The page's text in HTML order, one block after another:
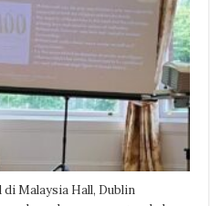
Malaysia Hall, Dublin